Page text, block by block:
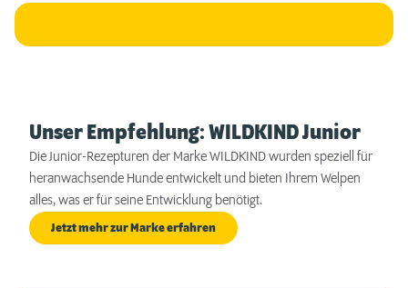
Unser Empfehlung: WILDKIND Junior
Die Junior-Rezepturen der Marke WILDKIND wurden speziell für
heranwachsende Hunde entwickelt und bieten Ihrem Welpen
alles, was er für seine Entwicklung benötigt.
Jetzt mehr zur Marke erfahren